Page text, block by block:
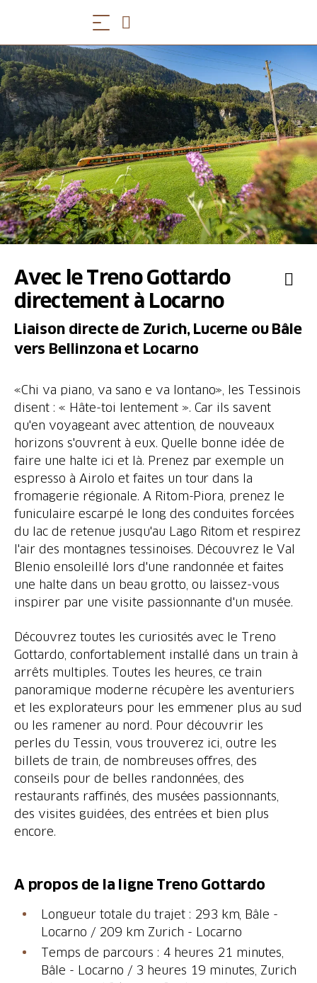
Avec le Treno Gottardo
directement à Locarno
Liaison directe de Zurich, Lucerne ou Bâle
vers Bellinzona et Locarno
«Chi va piano, va sano e va lontano», les Tessinois
disent : « Hâte-toi lentement ». Car ils savent
qu'en voyageant avec attention, de nouveaux
horizons s'ouvrent à eux. Quelle bonne idée de
faire une halte ici et là. Prenez par exemple un
espresso à Airolo et faites un tour dans la
fromagerie régionale. A Ritom-Piora, prenez le
funiculaire escarpé le long des conduites forcées
du lac de retenue jusqu'au Lago Ritom et respirez
l'air des montagnes tessinoises. Découvrez le Val
Blenio ensoleillé lors d'une randonnée et faites
une halte dans un beau grotto, ou laissez-vous
inspirer par une visite passionnante d'un musée.
Découvrez toutes les curiosités avec le Treno
Gottardo, confortablement installé dans un train à
arrêts multiples. Toutes les heures, ce train
panoramique moderne récupère les aventuriers
et les explorateurs pour les emmener plus au sud
ou les ramener au nord. Pour découvrir les
perles du Tessin, vous trouverez ici, outre les
billets de train, de nombreuses offres, des
conseils pour de belles randonnées, des
restaurants raffinés, des musées passionnants,
des visites guidées, des entrées et bien plus
encore.
A propos de la ligne Treno Gottardo
Longueur totale du trajet : 293 km, Bâle -
Locarno / 209 km Zurich - Locarno
Temps de parcours : 4 heures 21 minutes,
Bâle - Locarno / 3 heures 19 minutes, Zurich